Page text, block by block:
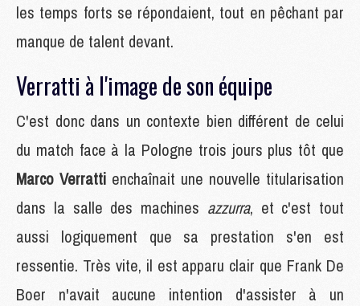
les temps forts se répondaient, tout en pêchant par
manque de talent devant.
Verratti à l'image de son équipe
C'est donc dans un contexte bien différent de celui
du match face à la Pologne trois jours plus tôt que
Marco Verratti enchaînait une nouvelle titularisation
dans la salle des machines azzurra, et c'est tout
aussi logiquement que sa prestation s'en est
ressentie. Très vite, il est apparu clair que Frank De
Boer n'avait aucune intention d'assister à un